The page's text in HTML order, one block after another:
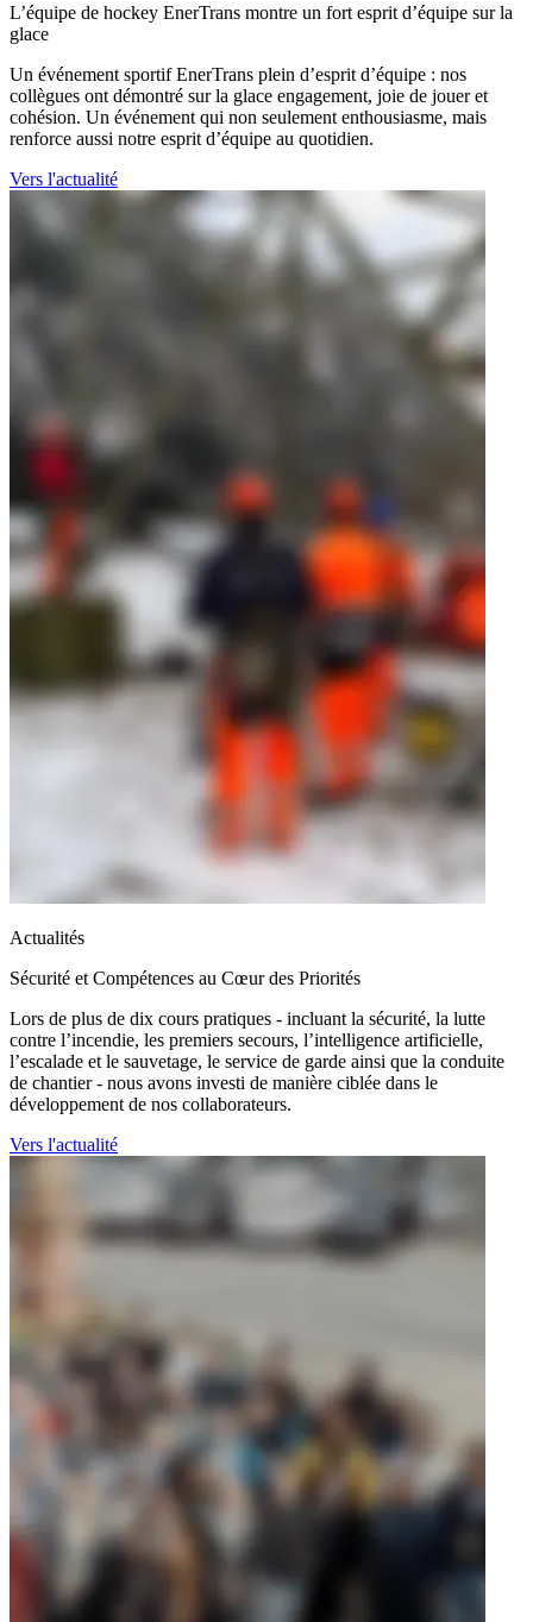
L’équipe de hockey EnerTrans montre un fort esprit d’équipe sur la
glace
Un événement sportif EnerTrans plein d’esprit d’équipe : nos
collègues ont démontré sur la glace engagement, joie de jouer et
cohésion. Un événement qui non seulement enthousiasme, mais
renforce aussi notre esprit d’équipe au quotidien.
Vers l'actualité
Actualités
Sécurité et Compétences au Cœur des Priorités
Lors de plus de dix cours pratiques - incluant la sécurité, la lutte
contre l’incendie, les premiers secours, l’intelligence artificielle,
l’escalade et le sauvetage, le service de garde ainsi que la conduite
de chantier - nous avons investi de manière ciblée dans le
développement de nos collaborateurs.
Vers l'actualité